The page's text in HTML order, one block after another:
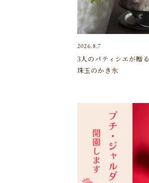
2026.8.7
3人のパティシエが贈る
珠玉のかき氷